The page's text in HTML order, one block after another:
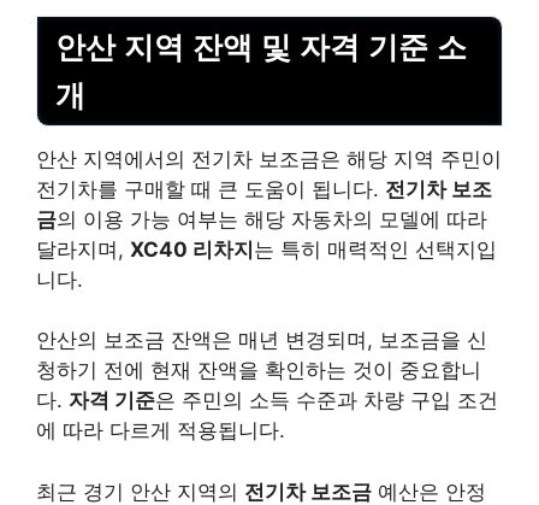
안산 지역 잔액 및 자격 기준 소
개
안산 지역에서의 전기차 보조금은 해당 지역 주민이
전기차를 구매할 때 큰 도움이 됩니다. 전기차 보조
금의 이용 가능 여부는 해당 자동차의 모델에 따라
달라지며, XC40 리차지는 특히 매력적인 선택지입
니다.
안산의 보조금 잔액은 매년 변경되며, 보조금을 신
청하기 전에 현재 잔액을 확인하는 것이 중요합니
다. 자격 기준은 주민의 소득 수준과 차량 구입 조건
에 따라 다르게 적용됩니다.
최근 경기 안산 지역의 전기차 보조금 예산은 안정